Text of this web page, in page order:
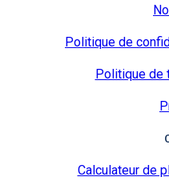
Politique de
Politique de
Calculateur de